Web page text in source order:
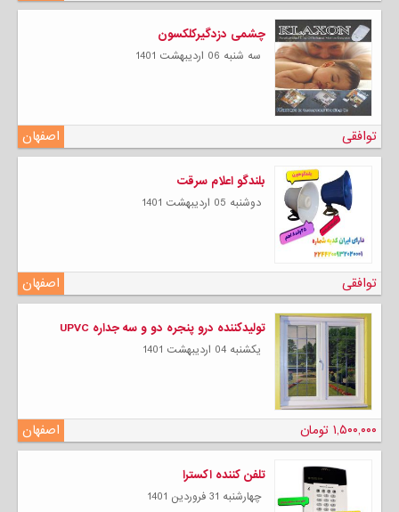
چشمی دزدگیرکلکسون
سه شنبه 06 ارديبهشت 1401
اصفهان توافقی
بلندگو اعلام سرقت
دوشنبه 05 ارديبهشت 1401
اصفهان توافقی
تولیدکننده درو پنجره دو و سه جداره UPVC
يكشنبه 04 ارديبهشت 1401
اصفهان ۱,۵۰۰,۰۰۰ تومان
تلفن کننده اکسترا
چهارشنبه 31 فروردين 1401